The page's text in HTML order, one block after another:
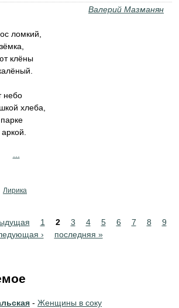
Валерий Мазманян
ломкий,
клёны
небо
хлеба,
Лирика
1 2 3 4 5 6 7 8
9
›
последняя »
- Женщины в соку